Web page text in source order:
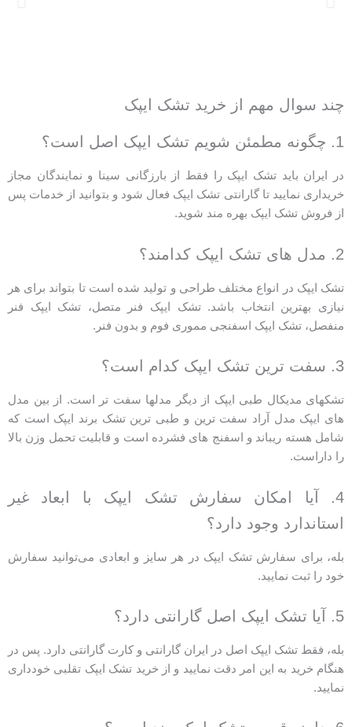
چند سوال مهم از خرید تشک ایپک
1. چگونه مطمئن شویم تشک ایپک اصل است؟
در ایران باید تشک ایپک را فقط از بارزگانی سینا و نمایندگان مجاز
خریداری نمایید تا گارانتی تشک ایپک فعال شود و بتوانید از خدمات پس
از فروش تشک ایپک بهره مند شوید.
2. مدل های تشک ایپک کدامند؟
تشک ایپک در انواع مختلف طراحی و تولید شده است تا بتواند برای هر
نیازی بهترین انتخاب باشد. تشک ایپک فنر متصل، تشک ایپک فنر
منفصل، تشک ایپک اسفنجی مموری فوم و بدون فنر.
3. سفت ترین تشک ایپک کدام است؟
تشکهای مدیکال طبی ایپک از دیگر مدلها سفت تر است. از بین مدل
های ایپک مدل آراد سفت ترین و طبی ترین تشک برند ایپک است که
شامل هسته ریباند و اسفنج های فشرده است و قابلیت تحمل وزن بالا
را داراست.
4. آیا امکان سفارش تشک ایپک با ابعاد غیر
استاندارد وجود دارد؟
بله، برای سفارش تشک ایپک در هر سایز و ابعادی می‌توانید سفارش
خود را ثبت نمایید.
5. آیا تشک ایپک اصل گارانتی دارد؟
بله، فقط تشک ایپک اصل در ایران گارانتی و کارت گارانتی دارد. پس در
هنگام خرید به این امر دقت نمایید و از خرید تشک ایپک تقلبی خودداری
نمایید.